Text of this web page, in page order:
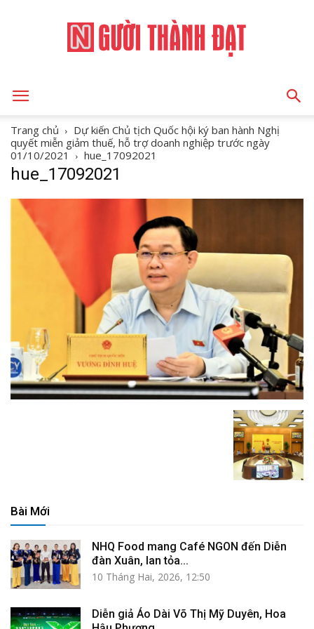
ĐẠT
Trang chủ
Dự kiến Chủ tịch Quốc hội ký ban hành Nghị
quyết miễn giảm thuế, hỗ trợ doanh nghiệp trước ngày
01/10/2021
hue_17092021
hue_17092021
Bài Mới
NHQ Food mang Café NGON đến Diễn
đàn Xuân, lan tỏa...
10 Tháng Hai, 2026, 12:50
Diễn giả Áo Dài Võ Thị Mỹ Duyên, Hoa